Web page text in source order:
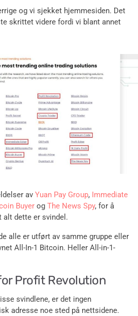
og vi sjekket hjemmesiden. Det
skrittet videre fordi vi blant annet
av Yuan Pay Group, Immediate
Buyer og The News Spy, for å
alt dette er svindel.
alle er utført av samme gruppe eller
All-In-1 Bitcoin. Heller All-in-1-
Profit Revolution
svindlene, er det ingen
adresse noe sted på nettsidene.